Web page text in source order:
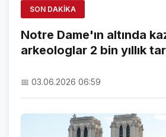
ÖZEL SAYFALAR
NAMAZ VAKİTLERİ
KRİPTO PARALAR
SON DAKIKA
Notre Dame'ın altında
arkeologlar 2 bin yıllık
📅 03.06.2026 06:59